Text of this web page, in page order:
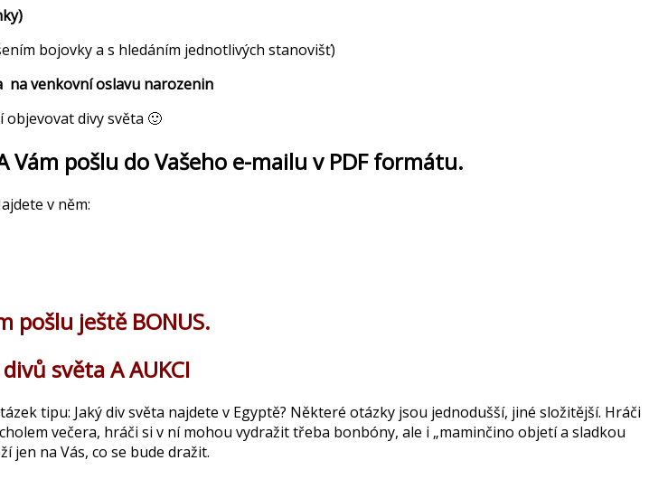
bojovky a s hledáním jednotlivých stanovišť)
venkovní oslavu narozenin
divy světa 🙂
Vám pošlu do Vašeho e-mailu v PDF formátu.
v něm:
pošlu ještě BONUS.
světa A AUKCI
tipu: Jaký div světa najdete v Egyptě? Některé otázky jsou jednodušší, jiné složitější. Hráči
večera, hráči si v ní mohou vydražit třeba bonbóny, ale i „maminčino objetí a sladkou
jen na Vás, co se bude dražit.